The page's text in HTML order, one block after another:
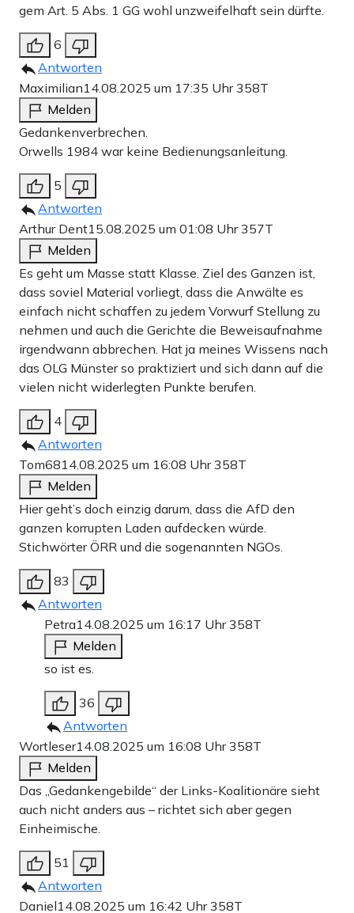
gem Art. 5 Abs. 1 GG wohl unzweifelhaft sein dürfte.
6
Antworten
Maximilian14.08.2025 um 17:35 Uhr358T
Melden
Gedankenverbrechen.
Orwells 1984 war keine Bedienungsanleitung.
5
Antworten
Arthur Dent15.08.2025 um 01:08 Uhr357T
Melden
Es geht um Masse statt Klasse. Ziel des Ganzen ist,
dass soviel Material vorliegt, dass die Anwälte es
einfach nicht schaffen zu jedem Vorwurf Stellung zu
nehmen und auch die Gerichte die Beweisaufnahme
irgendwann abbrechen. Hat ja meines Wissens nach
das OLG Münster so praktiziert und sich dann auf die
vielen nicht widerlegten Punkte berufen.
4
Antworten
Tom6814.08.2025 um 16:08 Uhr358T
Melden
Hier geht’s doch einzig darum, dass die AfD den
ganzen korrupten Laden aufdecken würde.
Stichwörter ÖRR und die sogenannten NGOs.
83
Antworten
Petra14.08.2025 um 16:17 Uhr358T
Melden
so ist es.
36
Antworten
Wortleser14.08.2025 um 16:08 Uhr358T
Melden
Das „Gedankengebilde“ der Links-Koalitionäre sieht
auch nicht anders aus – richtet sich aber gegen
Einheimische.
51
Antworten
Daniel14.08.2025 um 16:42 Uhr358T